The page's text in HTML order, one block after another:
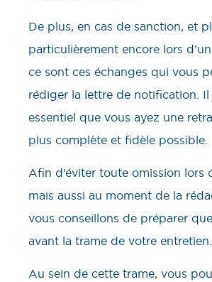
De plus, en cas de sanction, et
particulièrement encore lors
ce sont ces échanges qui vous
rédiger la lettre de notification.
essentiel que vous ayez une
plus complète et fidèle possible.
Afin d’éviter toute omission lors
mais aussi au moment de la
vous conseillons de préparer
avant la trame de votre entretien.
Au sein de cette trame, vous